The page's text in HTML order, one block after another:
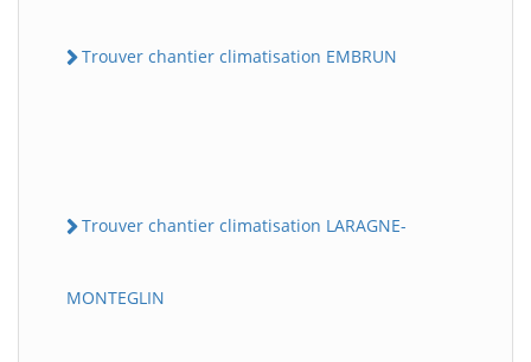
Trouver chantier climatisation EMBRUN
Trouver chantier climatisation LARAGNE-
MONTEGLIN